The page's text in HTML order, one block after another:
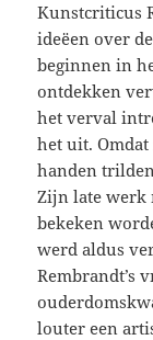
Kunstcriticus
ideëen over
beginnen in
ontdekken
het verval
het uit.
handen
Zijn late werk
bekeken
werd aldus
Rembrandt’s
louter een